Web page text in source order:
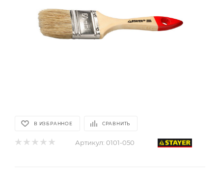
В ИЗБРАННОЕ СРАВНИТЬ
Артикул: 0101-050